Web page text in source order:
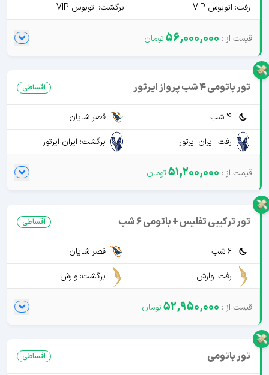
رفت: اتوبوس VIP برگشت: اتوبوس VIP
56,000,000
تور باتومی 4 شب پرواز ایرتور اقساطی
4 شب
قصر شایان
رفت: ایران ایرتور
برگشت: ایران ایرتور
51,200,000
تور ترکیبی تفلیس + باتومی 6 شب اقساطی
6 شب
قصر شایان
رفت: وارش
برگشت: وارش
52,950,000
تور باتومی اقساطی